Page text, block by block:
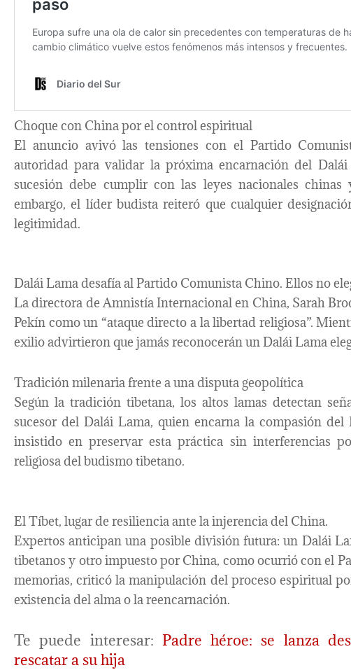
Choque con China por el control espiritual
El anuncio avivó las tensiones con el Partido
autoridad para validar la próxima encarnación del
sucesión debe cumplir con las leyes nacionales
embargo, el líder budista reiteró que cualquier
legitimidad.
Dalái Lama desafía al Partido Comunista Chino. Ellos no
La directora de Amnistía Internacional en China, Sarah
Pekín como un “ataque directo a la libertad religiosa”.
exilio advirtieron que jamás reconocerán un Dalái Lama
Tradición milenaria frente a una disputa geopolítica
Según la tradición tibetana, los altos lamas detectan
sucesor del Dalái Lama, quien encarna la compasión
insistido en preservar esta práctica sin interferencias
religiosa del budismo tibetano.
El Tíbet, lugar de resiliencia ante la injerencia del China.
Expertos anticipan una posible división futura: un Dalái
tibetanos y otro impuesto por China, como ocurrió con el
memorias, criticó la manipulación del proceso espiritual
existencia del alma o la reencarnación.
Te puede interesar: Padre héroe: se lanza
rescatar a su hija